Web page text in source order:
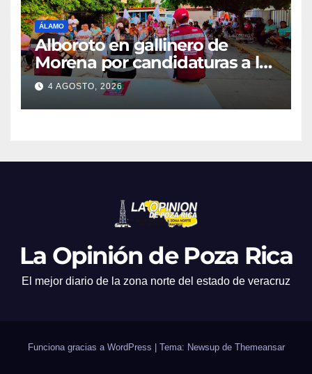
ÁLAMO
Alboroto en gallinero de
Morena por candidaturas a la
diputación
4 AGOSTO, 2026
La Opinión de Poza Rica
El mejor diario de la zona norte del estado de veracruz
Funciona gracias a WordPress Tema: Newsup de Themeansar